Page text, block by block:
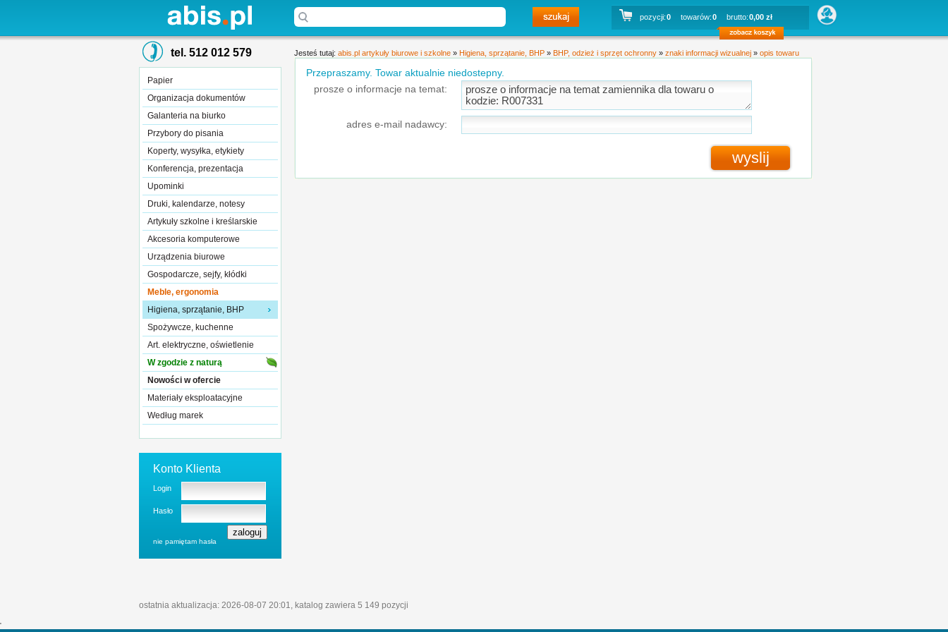
pozycji:0 towarów:0 brutto:0,00 zł
tel. 512 012 579
Papier
Organizacja dokumentów
Galanteria na biurko
Przybory do pisania
Koperty, wysyłka, etykiety
Konferencja, prezentacja
Upominki
Druki, kalendarze, notesy
Artykuły szkolne i kreślarskie
Akcesoria komputerowe
Urządzenia biurowe
Gospodarcze, sejfy, kłódki
Meble, ergonomia
Higiena, sprzątanie, BHP
Spożywcze, kuchenne
Art. elektryczne, oświetlenie
W zgodzie z naturą
Nowości w ofercie
Materiały eksploatacyjne
Według marek
Konto Klienta
Login
Hasło
nie pamiętam hasła
Jesteś tutaj: abis.pl artykuły biurowe i szkolne » Higiena, sprzątanie, BHP » BHP, odzież i sprzęt ochronny » znaki informacji wizualnej » opis towaru
Przepraszamy. Towar aktualnie niedostepny.
prosze o informacje na temat:
adres e-mail nadawcy:
ostatnia aktualizacja: 2026-08-07 20:01, katalog zawiera 5 149 pozycji
'